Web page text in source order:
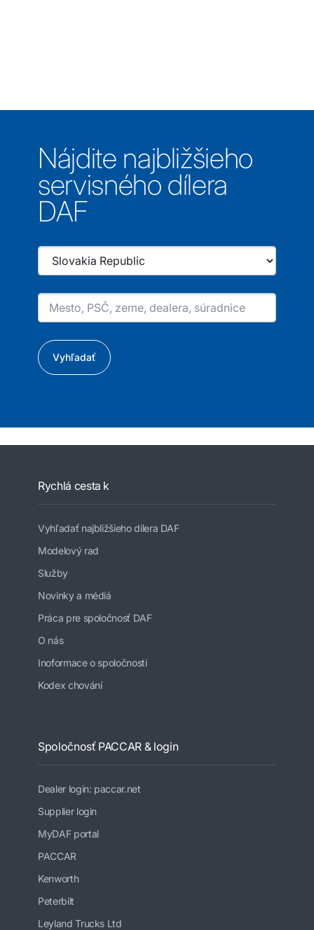
Nájdite najbližšieho
servisného dílera
DAF
Vyhľadať
Rychlá cesta k
Vyhľadať najbližšieho dílera DAF
Modelový rad
Služby
Novinky a médiá
Práca pre spoločnosť DAF
O nás
Inoformace o spoločnosti
Kodex chování
Spoločnosť PACCAR & login
Dealer login: paccar.net
Supplier login
MyDAF portal
PACCAR
Kenworth
Peterbilt
Leyland Trucks Ltd